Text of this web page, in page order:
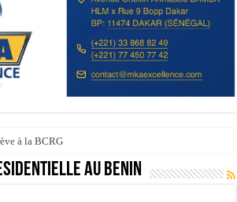
à la BCRG
au Benin